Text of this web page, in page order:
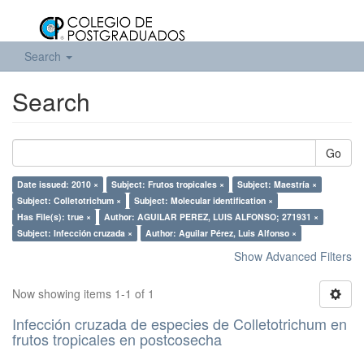
Search
Search
Go
Date issued: 2010 × Subject: Frutos tropicales ×
Subject: Maestría ×
Subject: Colletotrichum ×
Subject: Molecular identification ×
Has File(s): true ×
Author: AGUILAR PEREZ, LUIS ALFONSO; 271931 ×
Subject: Infección cruzada ×
Author: Aguilar Pérez, Luis Alfonso ×
Show Advanced Filters
Now showing items 1-1 of 1
Infección cruzada de especies de Colletotrichum en
frutos tropicales en postcosecha